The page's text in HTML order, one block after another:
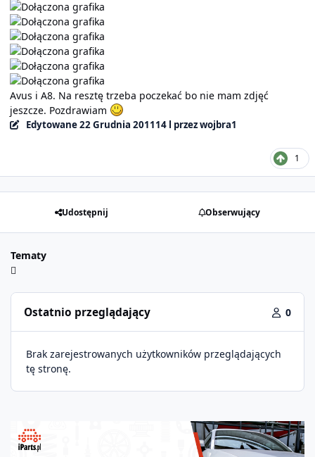
Avus i A8. Na resztę trzeba poczekać bo nie mam zdjęć
jeszcze. Pozdrawiam
Edytowane22 Grudnia 201114 l przez wojbra1
1
Udostępnij Obserwujący
Tematy
Ostatnio przeglądający 0
Brak zarejestrowanych użytkowników przeglądających
tę stronę.